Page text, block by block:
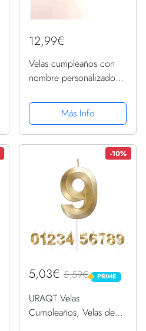
12,99€
Velas cumpleaños con
nombre personalizado
Más Info
-10%
5,03€ 5,59€ PRIME
PRIME
URAQT Velas
Cumpleaños, Velas de